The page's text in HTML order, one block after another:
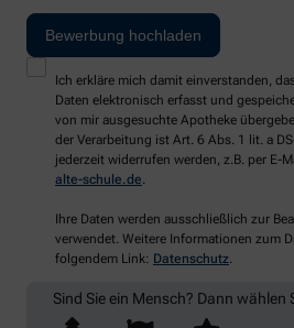
Ich erkläre mich damit einverstanden,
Daten elektronisch erfasst und
von mir ausgesuchte Apotheke
der Verarbeitung ist Art. 6 Abs. 1 lit. a
jederzeit widerrufen werden, z.B. per E-
alte-schule.de.
Ihre Daten werden ausschließlich zur
verwendet. Weitere Informationen zum
folgendem Link: Datenschutz.
Sind Sie ein Mensch? Dann wählen